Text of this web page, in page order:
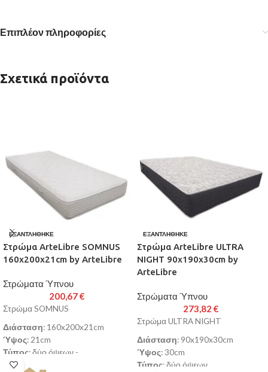
Επιπλέον πληροφορίες
Σχετικά προϊόντα
ΕΞΑΝΤΛΉΘΗΚΕ
Στρώμα ArteLibre SOMNUS
160x200x21cm by ArteLibre
Στρώματα Ύπνου
200,67€
Στρώμα SOMNUS
Διάσταση: 160x200x21cm
Ύψος: 21cm
Τύπος: δύο όψεων -
αντιβακτηριακό (Ultra Fresh)
ΕΞΑΝΤΛΉΘΗΚΕ
Στρώμα ArteLibre ULTRA
NIGHT 90x190x30cm by
ArteLibre
Στρώματα Ύπνου
273,82 €
Στρώμα ULTRA NIGHT
Διάσταση: 90x190x30cm
Ύψος: 30cm
Τύπος: δύο όψεων